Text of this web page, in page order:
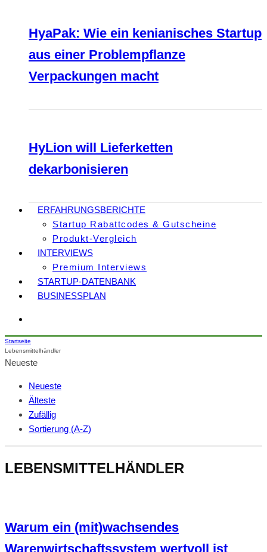
HyaPak: Wie ein kenianisches Startup
aus einer Problempflanze
Verpackungen macht
HyLion will Lieferketten
dekarbonisieren
ERFAHRUNGSBERICHTE
Startup Rabattcodes & Gutscheine
Produkt-Vergleich
INTERVIEWS
Premium Interviews
STARTUP-DATENBANK
BUSINESSPLAN
Startseite
Lebensmittelhändler
Neueste
Neueste
Älteste
Zufällig
Sortierung (A-Z)
LEBENSMITTELHÄNDLER
Warum ein (mit)wachsendes
Warenwirtschaftssystem wertvoll ist